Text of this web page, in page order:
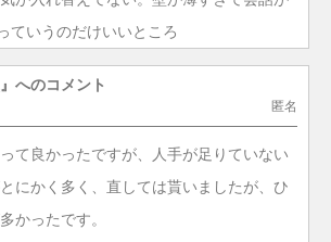
ていうのだけいいところ
』へのコメント
匿名
て良かったですが、人手が足りていない
にかく多く、直しては貰いましたが、ひ
かったです。